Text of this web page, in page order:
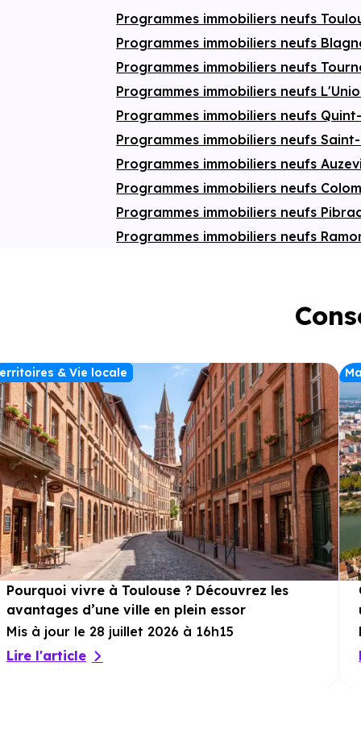
moments de calme et de détente. Une
adresse idéale pour s’installer à Seilh, dans
moderne conjuguant
nature, dynamisme économique et qualité
Programmes immobiliers neufs
Programmes immobiliers neufs
Programmes immobiliers neufs
Programmes immobiliers neufs
Programmes immobiliers neufs
Programmes immobiliers neufs
Programmes immobiliers neufs
Programmes immobiliers neufs
Programmes immobiliers neufs
Programmes immobiliers neufs
& Vie locale
Pourquoi vivre à Toulouse ? Découvrez les
avantages d’une ville en plein essor
Mis à jour le 28 juillet 2026 à 16h15
Lire l'article